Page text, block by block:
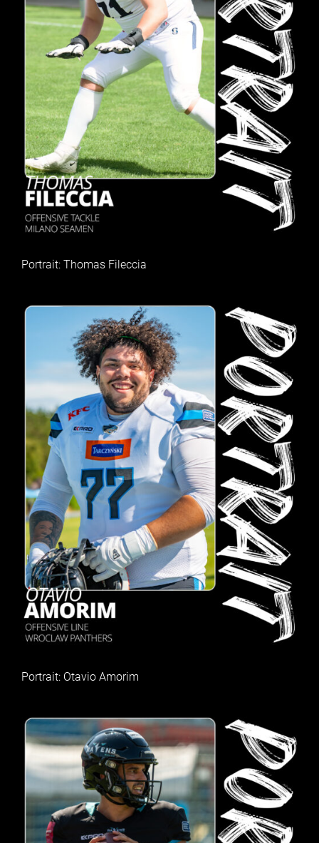
Portrait: Thomas Fileccia
Portrait: Otavio Amorim